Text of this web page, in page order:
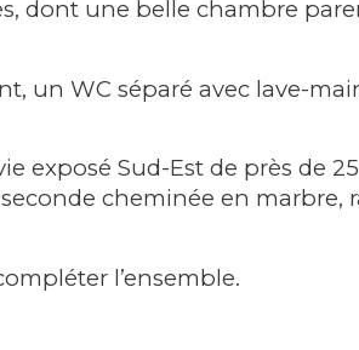
dont une belle chambre
un WC séparé avec lave-
exposé Sud-Est de près de
cheminée en
l’ensemble.